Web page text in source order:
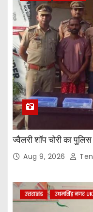
ज्वैलरी शॉप चोरी का
Aug 9, 2026
उत्तराखंड उधमसिंह नगर UK